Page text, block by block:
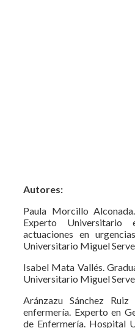
Autores:
Paula Morcillo
Experto
actuaciones en
Universitario Miguel
Isabel Mata Vallés.
Universitario Miguel
Aránzazu Sánchez
enfermería. Experto en
de Enfermería. Hospital